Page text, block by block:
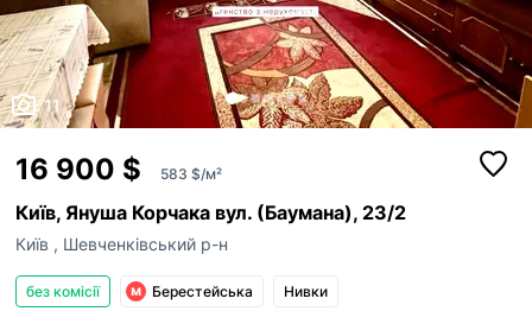
11
16 900 $ 583 $/м²
Київ, Януша Корчака вул. (Баумана), 23/2
Київ , Шевченківський р-н
без комісії Берестейська Нивки